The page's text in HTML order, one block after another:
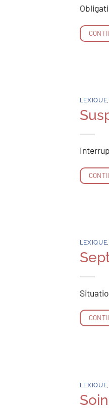
LEXIQUE,
LEXIQUE,
LEXIQUE